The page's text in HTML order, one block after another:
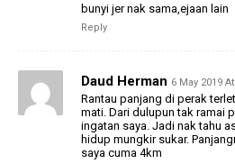
bunyi jer nak sama,ejaan lain
Reply
Daud Herman 6 May 2019
Rantau panjang di perak
mati. Dari dulupun tak ramai
ingatan saya. Jadi nak tahu
hidup mungkir sukar.
saya cuma 4km